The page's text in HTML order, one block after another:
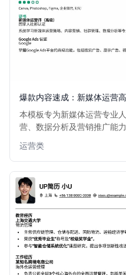
爆款内容速成：新媒体运营
本模板专为新媒体运营专业
营、数据分析及营销推广能
跃迁。适用于希望突出实战
容运营及社群运营等职位。
运营类